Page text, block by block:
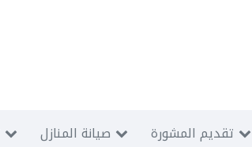
صيانة المنازل تقديم المشورة